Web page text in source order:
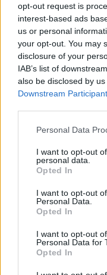
opt-out request is
interest-based ads
us or personal
your opt-out. You may
disclosure of your
IAB’s list of
also be disclosed by
Downstream
Personal Data
I want to opt-out
personal data.
Opted In
I want to opt-out
Personal Data.
Opted In
I want to opt-out
Personal Data for
Opted In
Σχετικά Άρθρα